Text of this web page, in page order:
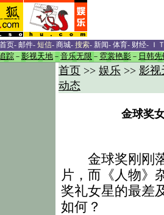
首页- 邮件- 短信- 商城- 搜索- 新闻- 体育- 财经- Ｉ
踪 － 影视天地 － 音乐无限 － 霓裳艳影 － 日韩先
首页 >> 娱乐 >> 影视
动态
金球奖
金球奖刚刚落
片，而《人物》
奖礼女星的最差
如何？